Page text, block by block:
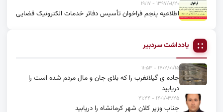
۱۳۹۷/۰۱/۲۰ - ۱۹:۱۷
اطلاعیه پنجم فراخوان تأسیس دفاتر خدمات الکترونیک قضایی
یادداشت سردبیر
۱۴۰۲/۰۱/۱۵ - ۱۱:۵۳
جاده ی گیلانغرب را که بلای جان و مال مردم شده است را
دریابید
۱۴۰۱/۰۳/۲۵ - ۲۱:۲۴
جناب وزیر کلان شهر کرمانشاه را دریابید